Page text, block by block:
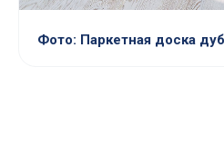
Фото: Паркетная доска